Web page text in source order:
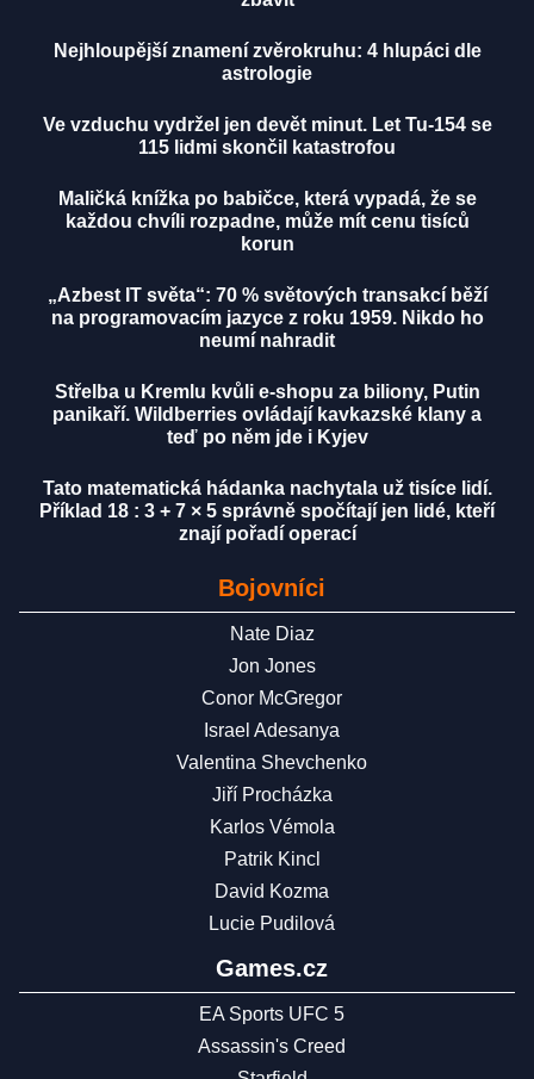
Nejhloupější znamení zvěrokruhu: 4 hlupáci dle
astrologie
Ve vzduchu vydržel jen devět minut. Let Tu-154 se
115 lidmi skončil katastrofou
Maličká knížka po babičce, která vypadá, že se
každou chvíli rozpadne, může mít cenu tisíců
korun
„Azbest IT světa“: 70 % světových transakcí běží
na programovacím jazyce z roku 1959. Nikdo ho
neumí nahradit
Střelba u Kremlu kvůli e-shopu za biliony, Putin
panikaří. Wildberries ovládají kavkazské klany a
teď po něm jde i Kyjev
Tato matematická hádanka nachytala už tisíce lidí.
Příklad 18 : 3 + 7 × 5 správně spočítají jen lidé, kteří
znají pořadí operací
Bojovníci
Nate Diaz
Jon Jones
Conor McGregor
Israel Adesanya
Valentina Shevchenko
Jiří Procházka
Karlos Vémola
Patrik Kincl
David Kozma
Lucie Pudilová
Games.cz
EA Sports UFC 5
Assassin's Creed